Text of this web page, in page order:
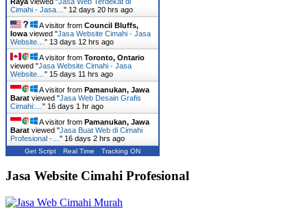
Cimahi - Jasa… " 12 days 20 hrs ago
A visitor from Council Bluffs,
Iowa viewed "Jasa Website Cimahi - Jasa
Website… " 13 days 12 hrs ago
A visitor from Toronto, Ontario
viewed "Jasa Website Cimahi - Jasa
Website… " 15 days 11 hrs ago
A visitor from Pamanukan, Jawa
Barat viewed "Jasa Web Desain Grafis
Cimahi:… " 16 days 1 hr ago
A visitor from Pamanukan, Jawa
Barat viewed "Jasa Buat Web di Cimahi
Profesional -… " 16 days 2 hrs ago
Get Script Real Time Tracking ON
Jasa Website Cimahi Profesional